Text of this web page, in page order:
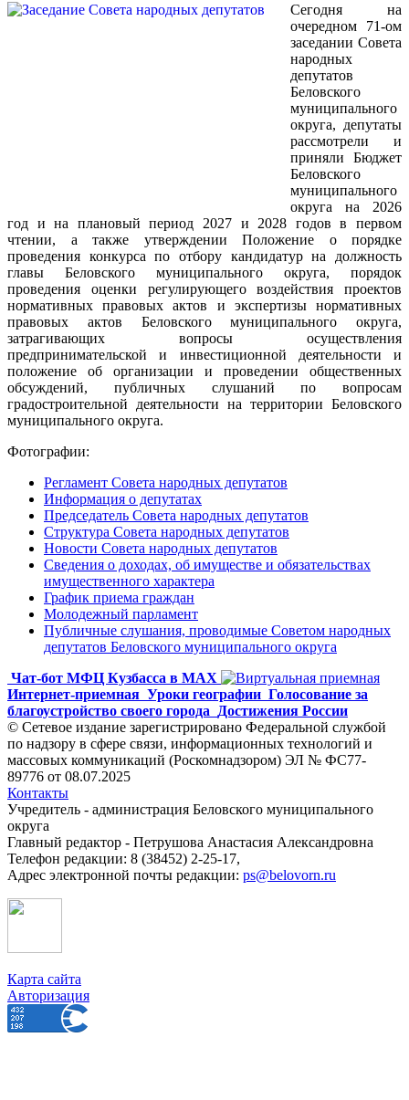
Сегодня на
очередном 71-ом
заседании Совета
народных
депутатов
Беловского
муниципального
округа, депутаты
рассмотрели и
приняли Бюджет
Беловского
муниципального
округа на 2026
год и на плановый период 2027 и 2028 годов в первом
чтении, а также утверждении Положение о порядке
проведения конкурса по отбору кандидатур на должность
главы Беловского муниципального округа, порядок
проведения оценки регулирующего воздействия проектов
нормативных правовых актов и экспертизы нормативных
правовых актов Беловского муниципального округа,
затрагивающих вопросы осуществления
предпринимательской и инвестиционной деятельности и
положение об организации и проведении общественных
обсуждений, публичных слушаний по вопросам
градостроительной деятельности на территории Беловского
муниципального округа.
Фотографии:
Регламент Совета народных депутатов
Информация о депутатах
Председатель Совета народных депутатов
Структура Совета народных депутатов
Новости Совета народных депутатов
Сведения о доходах, об имуществе и обязательствах
имущественного характера
График приема граждан
Молодежный парламент
Публичные слушания, проводимые Советом народных
депутатов Беловского муниципального округа
Чат-бот МФЦ Кузбасса в MAX
Интернет-приемная Уроки географии Голосование за
благоустройство своего города
Достижения России
© Сетевое издание зарегистрировано Федеральной службой
по надзору в сфере связи, информационных технологий и
массовых коммуникаций (Роскомнадзором) ЭЛ № ФС77-
89776 от 08.07.2025
Контакты
Учредитель - администрация Беловского муниципального
округа
Главный редактор - Петрушова Анастасия Александровна
Телефон редакции: 8 (38452) 2-25-17,
Адрес электронной почты редакции: ps@belovorn.ru
Карта сайта
Авторизация